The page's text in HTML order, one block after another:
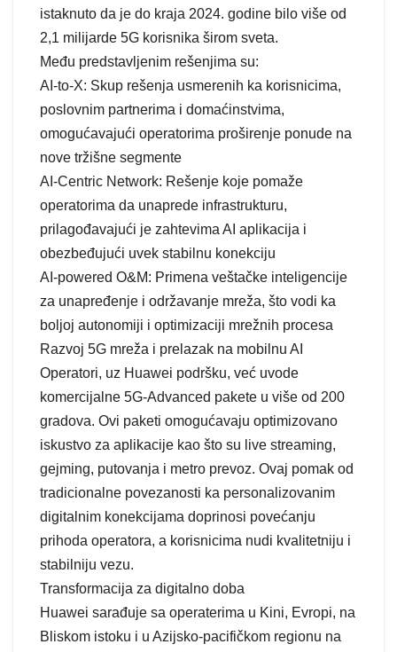
istaknuto da je do kraja 2024. godine bilo više od
2,1 milijarde 5G korisnika širom sveta.
Među predstavljenim rešenjima su:
AI-to-X: Skup rešenja usmerenih ka korisnicima,
poslovnim partnerima i domaćinstvima,
omogućavajući operatorima proširenje ponude na
nove tržišne segmente
AI-Centric Network: Rešenje koje pomaže
operatorima da unaprede infrastrukturu,
prilagođavajući je zahtevima AI aplikacija i
obezbeđujući uvek stabilnu konekciju
AI-powered O&M: Primena veštačke inteligencije
za unapređenje i održavanje mreža, što vodi ka
boljoj autonomiji i optimizaciji mrežnih procesa
Razvoj 5G mreža i prelazak na mobilnu AI
Operatori, uz Huawei podršku, već uvode
komercijalne 5G-Advanced pakete u više od 200
gradova. Ovi paketi omogućavaju optimizovano
iskustvo za aplikacije kao što su live streaming,
gejming, putovanja i metro prevoz. Ovaj pomak od
tradicionalne povezanosti ka personalizovanim
digitalnim konekcijama doprinosi povećanju
prihoda operatora, a korisnicima nudi kvalitetniju i
stabilniju vezu.
Transformacija za digitalno doba
Huawei sarađuje sa operaterima u Kini, Evropi, na
Bliskom istoku i u Azijsko-pacifičkom regionu na